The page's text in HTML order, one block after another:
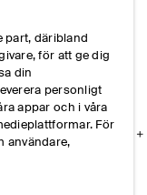
part, däribland
för att ge dig
din
personligt
appar och i våra
För
användare,